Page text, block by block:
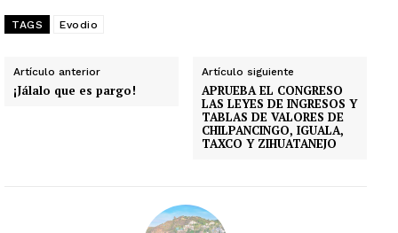
TAGS Evodio
Artículo anterior
¡Jálalo que es pargo!
Artículo siguiente
APRUEBA EL CONGRESO
LAS LEYES DE INGRESOS Y
TABLAS DE VALORES DE
CHILPANCINGO, IGUALA,
TAXCO Y ZIHUATANEJO